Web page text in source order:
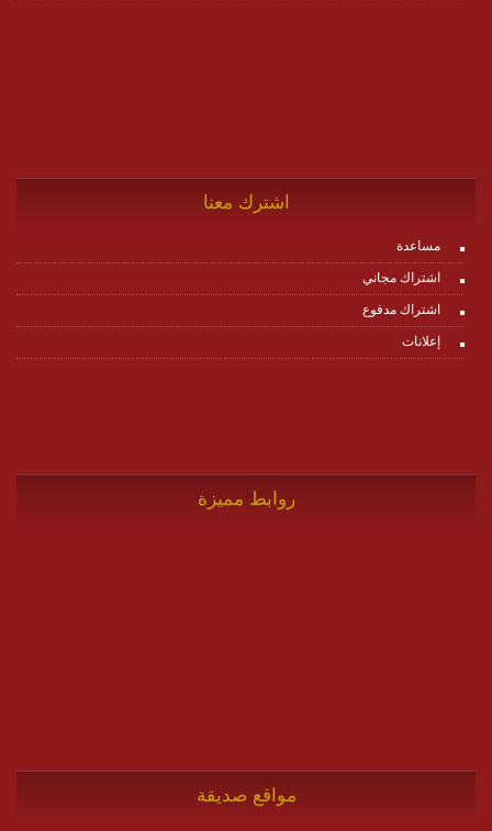
اشترك معنا
مساعدة
اشتراك مجاني
اشتراك مدفوع
إعلانات
روابط مميزة
مواقع صديقة